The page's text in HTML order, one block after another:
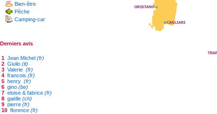
Bien-être
Pêche
Camping-car
Derniers avis
1 Jean Michel (fr)
2 Giulio (it)
3 Valerie (fr)
4 francois (fr)
5 henry (fr)
6 gino (be)
7 eloise & fabrice (fr)
8 gaëlle (ch)
9 pierre (fr)
10 florence (fr)